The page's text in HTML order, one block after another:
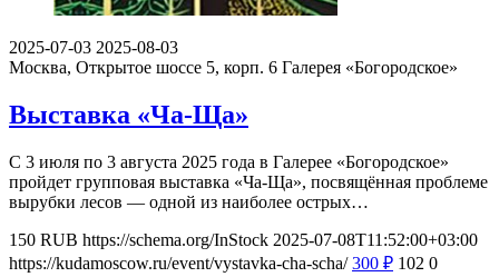
2025-07-03 2025-08-03
Москва, Открытое шоссе 5, корп. 6 Галерея «Богородское»
Выставка «Ча-Ща»
С 3 июля по 3 августа 2025 года в Галерее «Богородское»
пройдет групповая выставка «Ча-Ща», посвящённая проблеме
вырубки лесов — одной из наиболее острых…
150 RUB https://schema.org/InStock 2025-07-08T11:52:00+03:00
https://kudamoscow.ru/event/vystavka-cha-scha/ 300 ₽ 102 0